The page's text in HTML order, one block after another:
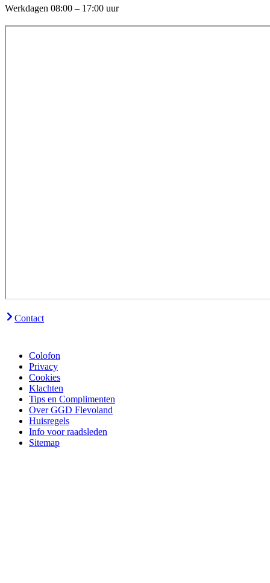
Werkdagen 08:00 – 17:00 uur
Contact
Colofon
Privacy
Cookies
Klachten
Tips en Complimenten
Over GGD Flevoland
Huisregels
Info voor raadsleden
Sitemap